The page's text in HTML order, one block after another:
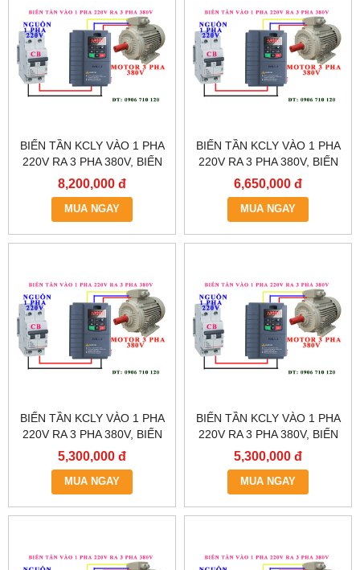
BIẾN TẦN KCLY VÀO 1 PHA
220V RA 3 PHA 380V, BIẾN
TẦN KCLY KOC600-011GT3-
B
8,200,000 đ
MUA NGAY
BIẾN TẦN KCLY VÀO 1 PHA
220V RA 3 PHA 380V, BIẾN
TẦN KCLY KOC600-
7R5GT3-B
6,650,000 đ
MUA NGAY
BIẾN TẦN KCLY VÀO 1 PHA
220V RA 3 PHA 380V, BIẾN
TẦN KCLY KOC600-
5R5GT3-B
5,300,000 đ
MUA NGAY
BIẾN TẦN KCLY VÀO 1 PHA
220V RA 3 PHA 380V, BIẾN
TẦN KCLY KOC600-
3R7GT3-B
5,300,000 đ
MUA NGAY